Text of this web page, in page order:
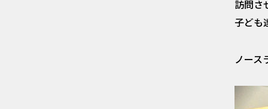
訪問さ
子ども
ノース